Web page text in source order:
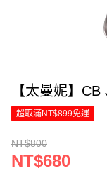
【太曼妮】
超取滿NT$899免運
NT$800
NT$680